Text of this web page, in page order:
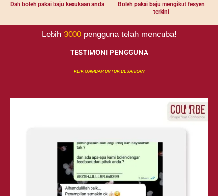
Dah boleh pakai baju kesukaan anda
Boleh pakai baju mengikut fesyen
terkini
Lebih 3000pengguna telah mencuba!
TESTIMONI PENGGUNA
KLIK GAMBAR UNTUK BESARKAN